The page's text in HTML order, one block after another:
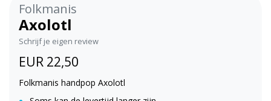
Folkmanis
Axolotl
Schrijf je eigen review
EUR 22,50
Folkmanis handpop Axolotl